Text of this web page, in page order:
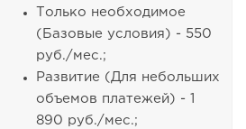
Только необходимое
(Базовые условия) - 550
руб./мес.;
Развитие (Для небольших
объемов платежей) - 1
890 руб./мес.;